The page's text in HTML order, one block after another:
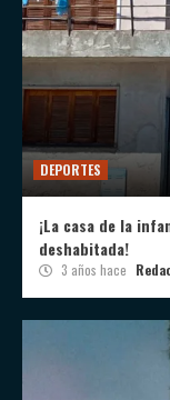
DEPORTES
¡La casa de la
deshabitada!
3 años hace